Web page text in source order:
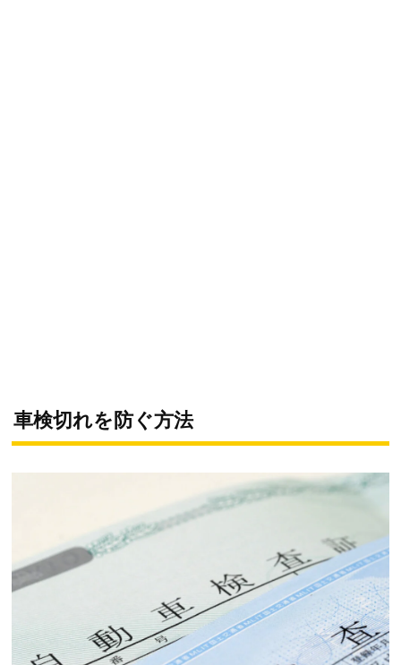
車検切れを防ぐ方法